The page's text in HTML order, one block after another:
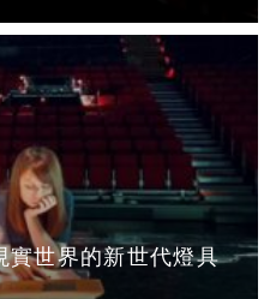
世界的新世代燈具